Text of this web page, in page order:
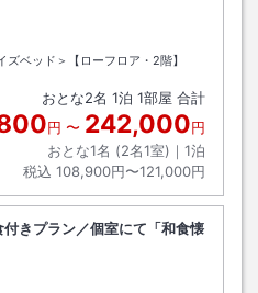
ベッド＞【ローフロア・2階】
おとな2名 1泊 1部屋 合計
円 〜 242,000円
おとな1名 (2名1室)｜ 1泊
税込 108,900円〜121,000円
付きプラン／個室にて「和食懐